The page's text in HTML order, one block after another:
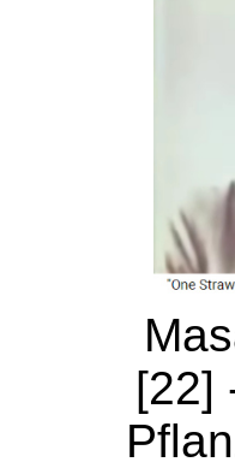
[22]